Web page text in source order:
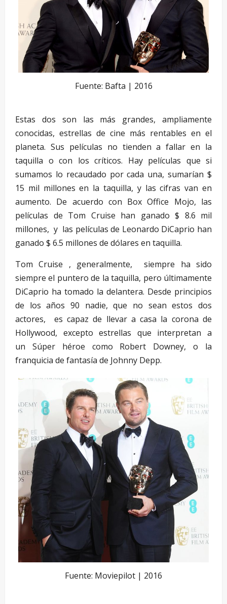
Fuente: Bafta | 2016
Estas dos son las más grandes, ampliamente
conocidas, estrellas de cine más rentables en el
planeta. Sus películas no tienden a fallar en la
taquilla o con los críticos. Hay películas que si
sumamos lo recaudado por cada una, sumarían $
15 mil millones en la taquilla, y las cifras van en
aumento. De acuerdo con Box Office Mojo, las
películas de Tom Cruise han ganado $ 8.6 mil
millones, y las películas de Leonardo DiCaprio han
ganado $ 6.5 millones de dólares en taquilla.
Tom Cruise , generalmente, siempre ha sido
siempre el puntero de la taquilla, pero últimamente
DiCaprio ha tomado la delantera. Desde principios
de los años 90 nadie, que no sean estos dos
actores, es capaz de llevar a casa la corona de
Hollywood, excepto estrellas que interpretan a
un Súper héroe como Robert Downey, o la
franquicia de fantasía de Johnny Depp.
Fuente: Moviepilot | 2016